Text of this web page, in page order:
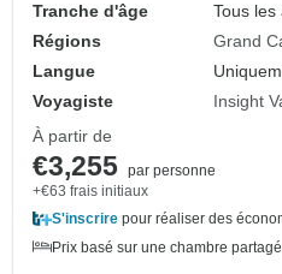
Tranche d'âge
Tous
Régions
Grand
Langue
Voyagiste
Insight
À partir de
€3,255 par personne
+€63 frais initiaux
S'inscrire pour réaliser des
Prix basé sur une chambre